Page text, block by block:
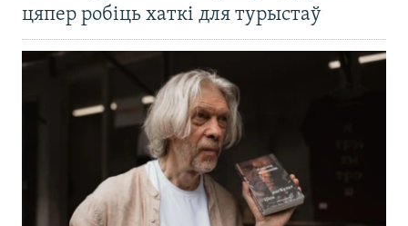
цяпер робіць хаткі для турыстаў